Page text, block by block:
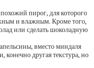
пирог, для которого
и влажным. Кроме того,
или сделать шоколадную
вместо миндаля
другая текстура, но